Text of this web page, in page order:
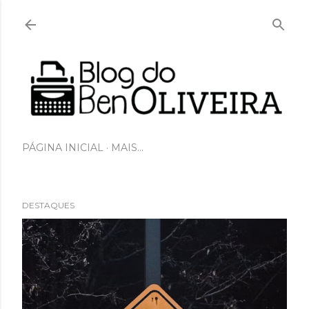
PÁGINA INICIAL MAIS…
DESTAQUES